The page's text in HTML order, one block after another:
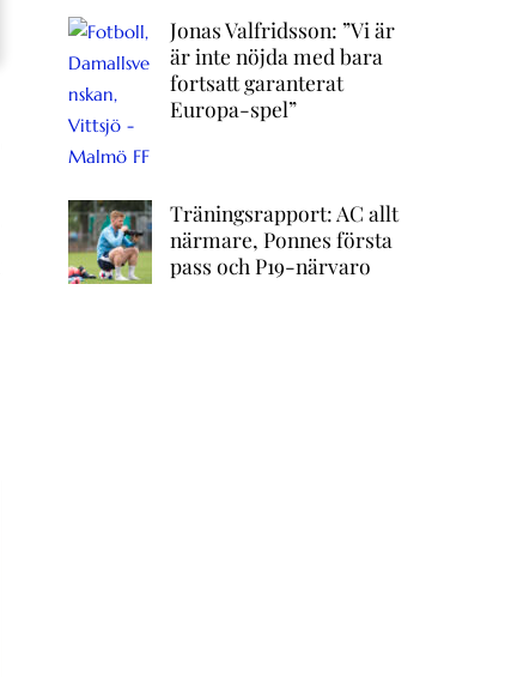
Jonas Valfridsson: ”Vi är
är inte nöjda med bara
fortsatt garanterat
Europa-spel”
Träningsrapport: AC allt
närmare, Ponnes första
pass och P19-närvaro